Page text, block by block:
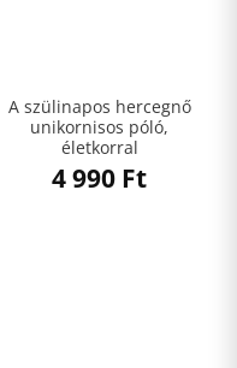
A szülinapos hercegnő
unikornisos póló,
életkorral
4 990 Ft